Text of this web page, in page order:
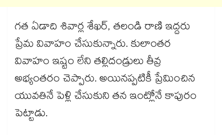
గత ఏడాది శివార్ల శేఖర్, తలండి రాణి ఇద్దరు
ప్రేమ వివాహం చేసుకున్నారు. కులాంతర
వివాహం ఇష్టం లేని తల్లిదండ్రులు తీవ్ర
అభ్యంతరం చెప్పారు. అయినప్పటికీ ప్రేమించిన
యువతినే పెళ్లి చేసుకుని తన ఇంట్లోనే కాపురం
పెట్టాడు.